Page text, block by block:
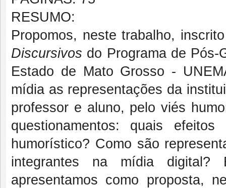
RESUMO:
Propomos, neste trabalho,
Discursivos do Programa de Pós-
Estado de Mato Grosso -
mídia as representações da
professor e aluno, pelo viés
questionamentos: quais
humorístico? Como são
integrantes na mídia digital?
apresentamos como proposta,